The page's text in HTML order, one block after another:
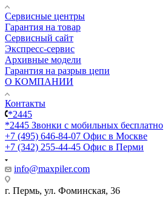
Сервисные центры
Гарантия на товар
Сервисный сайт
Экспресс-сервис
Архивные модели
Гарантия на разрыв цепи
О КОМПАНИИ
Контакты
*2445
*2445 Звонки с мобильных бесплатно
+7 (495) 646-84-07 Офис в Москве
+7 (342) 255-44-45 Офис в Перми
info@maxpiler.com
г. Пермь, ул. Фоминская, 36